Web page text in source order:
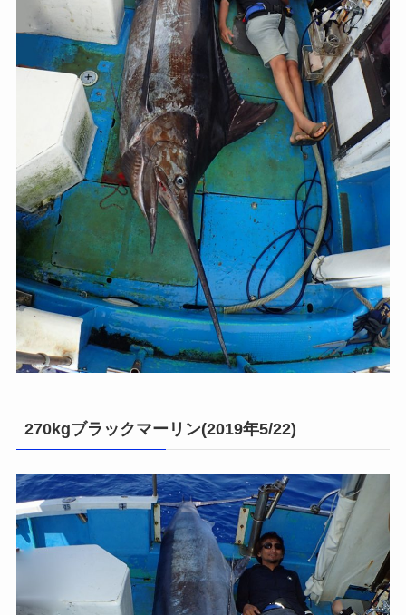
270kgブラックマーリン(2019年5/22)